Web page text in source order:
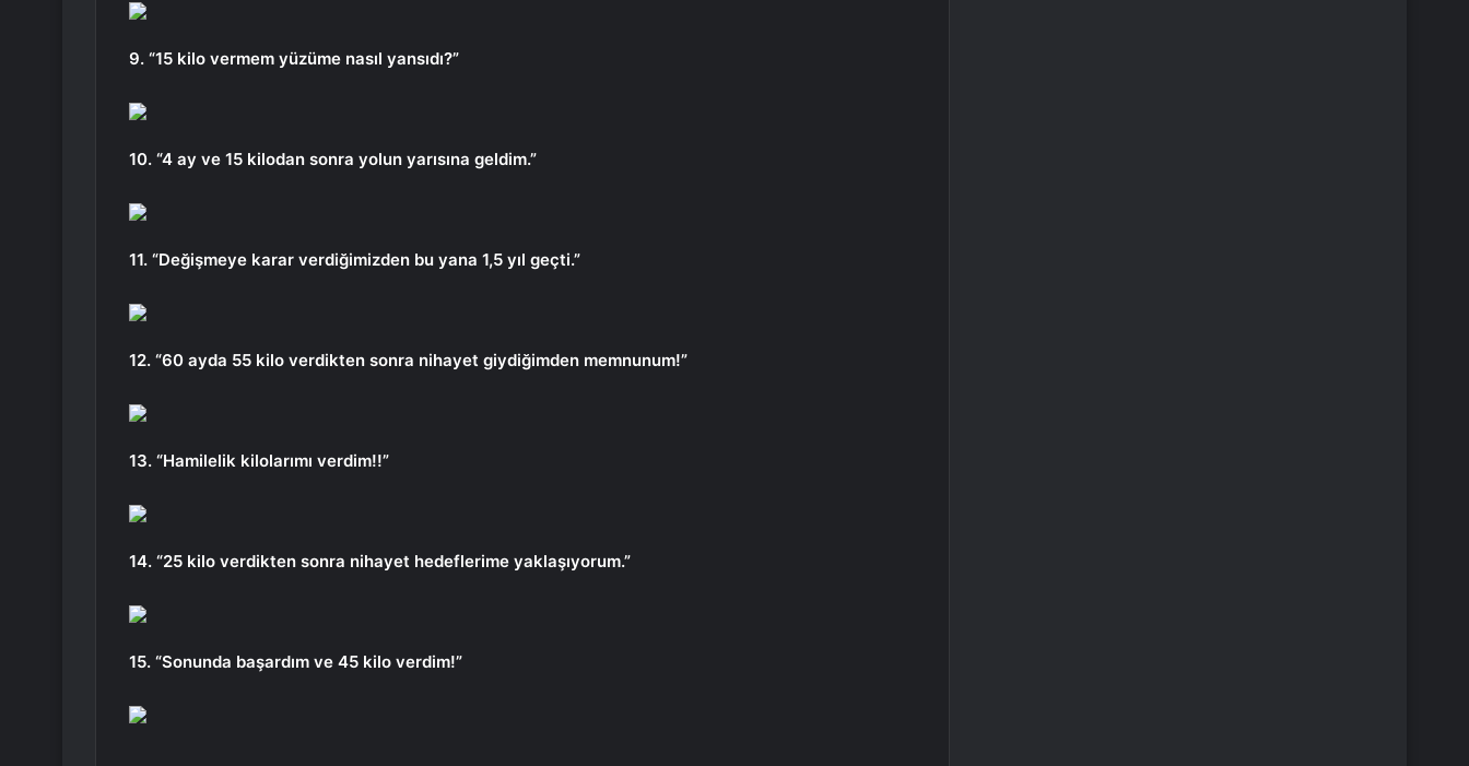
9. “15 kilo vermem yüzüme nasıl yansıdı?”
10. “4 ay ve 15 kilodan sonra yolun yarısına geldim.”
11. “Değişmeye karar verdiğimizden bu yana 1,5 yıl geçti.”
12. “60 ayda 55 kilo verdikten sonra nihayet giydiğimden memnunum!”
13. “Hamilelik kilolarımı verdim!!”
14. “25 kilo verdikten sonra nihayet hedeflerime yaklaşıyorum.”
15. “Sonunda başardım ve 45 kilo verdim!”